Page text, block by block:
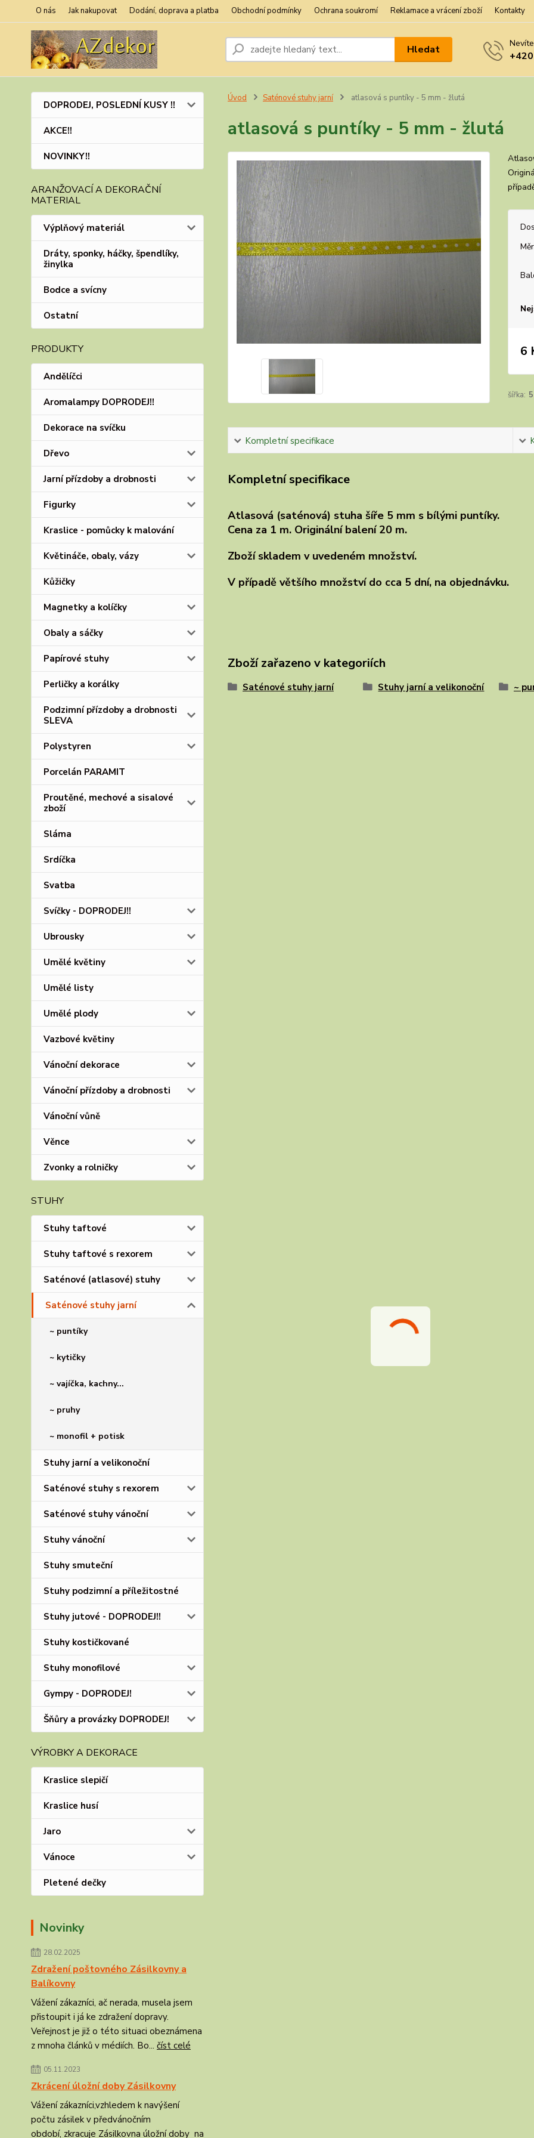
O nás Jak nakupovat Dodání, doprava a platba Obchodní podmínky Ochrana soukromí Reklamace a vrácení zboží Kontakty
Hledat
DOPRODEJ, POSLEDNÍ KUSY !!
AKCE!!
NOVINKY!!
ARANŽOVACÍ A DEKORAČNÍ
MATERIAL
Výplňový materiál
Dráty, sponky, háčky, špendlíky,
žinylka
Bodce a svícny
Ostatní
PRODUKTY
Andělíčci
Aromalampy DOPRODEJ!!
Dekorace na svíčku
Dřevo
Jarní přízdoby a drobnosti
Figurky
Kraslice - pomůcky k malování
Květináče, obaly, vázy
Kůžičky
Magnetky a kolíčky
Obaly a sáčky
Papírové stuhy
Perličky a korálky
Podzimní přízdoby a drobnosti
SLEVA
Polystyren
Porcelán PARAMIT
Proutěné, mechové a sisalové
zboží
Sláma
Srdíčka
Svatba
Svíčky - DOPRODEJ!!
Ubrousky
Umělé květiny
Umělé listy
Umělé plody
Vazbové květiny
Vánoční dekorace
Vánoční přízdoby a drobnosti
Vánoční vůně
Věnce
Zvonky a rolničky
STUHY
Stuhy taftové
Stuhy taftové s rexorem
Saténové (atlasové) stuhy
Saténové stuhy jarní
~ puntíky
~ kytičky
~ vajíčka, kachny...
~ pruhy
~ monofil + potisk
Stuhy jarní a velikonoční
Saténové stuhy s rexorem
Saténové stuhy vánoční
Stuhy vánoční
Stuhy smuteční
Stuhy podzimní a příležitostné
Stuhy jutové - DOPRODEJ!!
Stuhy kostičkované
Stuhy monofilové
Gympy - DOPRODEJ!
Šňůry a provázky DOPRODEJ!
VÝROBKY A DEKORACE
Kraslice slepičí
Kraslice husí
Jaro
Vánoce
Pletené dečky
Novinky
28.02.2025
Zdražení poštovného Zásilkovny a
Balíkovny
Vážení zákazníci, ač nerada, musela jsem
přistoupit i já ke zdražení dopravy.
Veřejnost je již o této situaci obeznámena
z mnoha článků v médiích. Bo... číst celé
05.11.2023
Zkrácení úložní doby Zásilkovny
Vážení zákazníci,vzhledem k navýšení
počtu zásilek v předvánočním
období, zkracuje Zásilkovna úložní doby na
Úvod Saténové stuhy jarní atlasová s puntíky - 5 mm - žlutá
atlasová s puntíky - 5 mm - žlutá
6
šířka:
Kompletní specifikace
Kompletní specifikace
Atlasová (saténová) stuha šíře 5 mm s bílými puntíky.
Cena za 1 m. Originální balení 20 m.
Zboží skladem v uvedeném množství.
V případě většího množství do cca 5 dní, na objednávku.
Zboží zařazeno v kategoriích
Saténové stuhy jarní Stuhy jarní a velikonoční ~